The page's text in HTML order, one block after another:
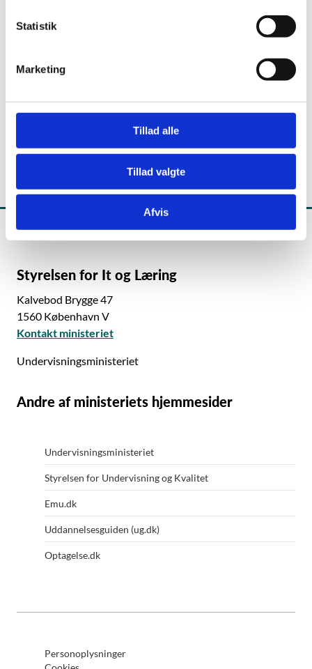
Statistik
Marketing
Tillad alle
Tillad valgte
Afvis
Chefkonsulent
E-mail:Claus.Berg@stil.dk
35878334
Styrelsen for It og Læring
Kalvebod Brygge 47
1560 København V
Kontakt ministeriet
Undervisningsministeriet
Andre af ministeriets hjemmesider
Undervisningsministeriet
Styrelsen for Undervisning og Kvalitet
Emu.dk
Uddannelsesguiden (ug.dk)
Optagelse.dk
Personoplysninger